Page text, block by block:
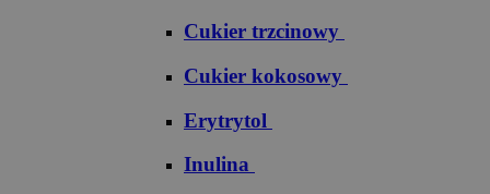
Cukier trzcinowy
Cukier kokosowy
Erytrytol
Inulina